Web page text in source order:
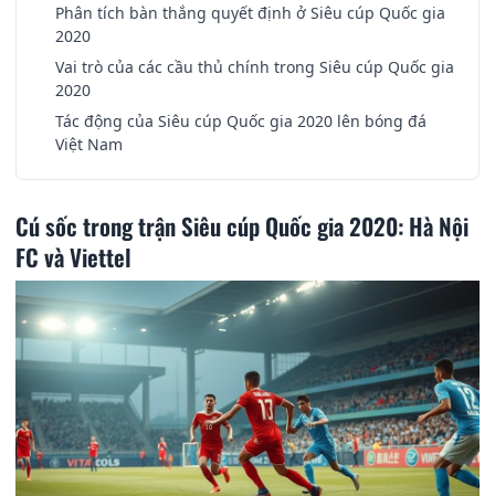
Phân tích bàn thắng quyết định ở Siêu cúp Quốc gia
2020
Vai trò của các cầu thủ chính trong Siêu cúp Quốc gia
2020
Tác động của Siêu cúp Quốc gia 2020 lên bóng đá
Việt Nam
Cú sốc trong trận Siêu cúp Quốc gia 2020: Hà Nội
FC và Viettel